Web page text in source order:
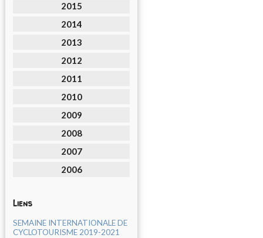
2015
2014
2013
2012
2011
2010
2009
2008
2007
2006
Liens
SEMAINE INTERNATIONALE DE
CYCLOTOURISME 2019-2021